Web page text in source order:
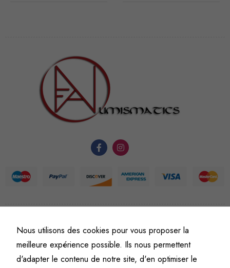
© Fine art numismatics
Politique de confidentialitéConditions générales de vente et d’utilisation
Mentions légales
Nous utilisons des cookies pour vous proposer la
meilleure expérience possible. Ils nous permettent
d'adapter le contenu de notre site, d'en optimiser le
améliorer la
et la
site Web, en
l'usage qu'il
en est fait.